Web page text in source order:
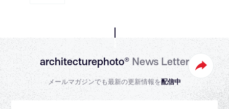
architecturephoto®News Letter
メールマガジンでも最新の更新情報を配信中